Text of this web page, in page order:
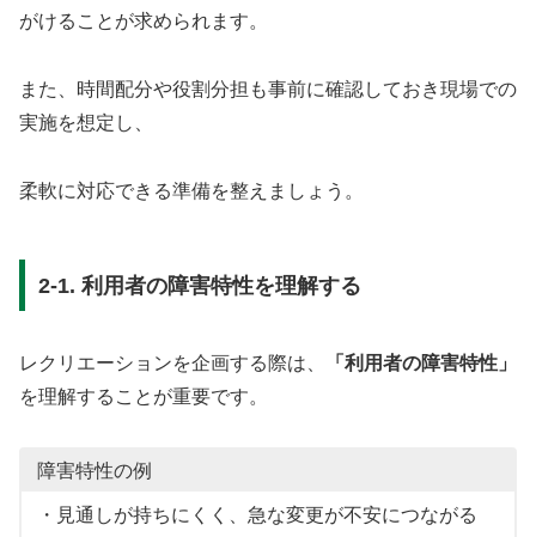
がけることが求められます。
また、時間配分や役割分担も事前に確認しておき現場での
実施を想定し、
柔軟に対応できる準備を整えましょう。
2-1. 利用者の障害特性を理解する
レクリエーションを企画する際は、
「利用者の障害特性」
を理解することが重要です。
障害特性の例
・見通しが持ちにくく、急な変更が不安につながる